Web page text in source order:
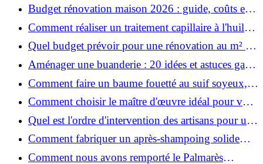
ruiner ?
Budget rénovation maison 2026 : guide, coûts et
astuces
Comment réaliser un traitement capillaire à l'huile
maison efficace ?
Quel budget prévoir pour une rénovation au m² en
2026 ?
Aménager une buanderie : 20 idées et astuces gain
de place pour un espace fonctionnel et stylé
Comment faire un baume fouetté au suif soyeux,
fait maison ?
Comment choisir le maître d'œuvre idéal pour vos
travaux de rénovation ?
Quel est l'ordre d'intervention des artisans pour une
rénovation ?
Comment fabriquer un après-shampoing solide
naturel pour cheveux ?
Comment nous avons remporté le Palmarès